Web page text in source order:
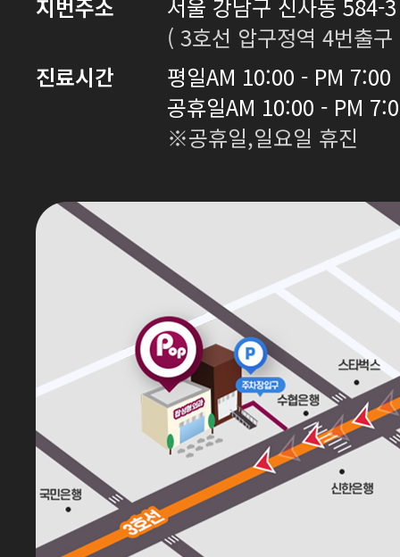
지번주소
서울 강남구 신사동 584-
( 3호선 압구정역 4번출
진료시간
평일AM 10:00 - PM 7:00
공휴일AM 10:00 - PM
※공휴일,일요일 휴진